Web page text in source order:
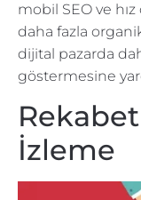
mobil SEO ve
daha fazla
dijital pazarda
göstermesine
İzleme